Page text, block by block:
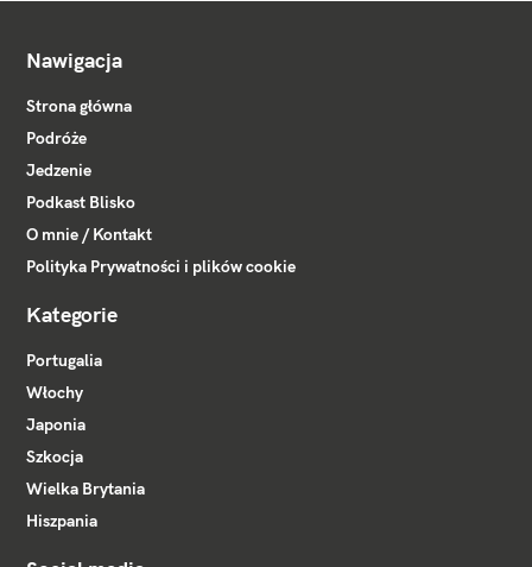
Nawigacja
Strona główna
Podróże
Jedzenie
Podkast Blisko
O mnie / Kontakt
Polityka Prywatności i plików cookie
Kategorie
Portugalia
Włochy
Japonia
Szkocja
Wielka Brytania
Hiszpania